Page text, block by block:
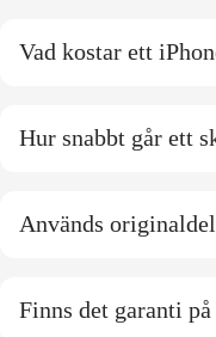
Vad kostar ett
Hur snabbt går ett
Används
Finns det garanti